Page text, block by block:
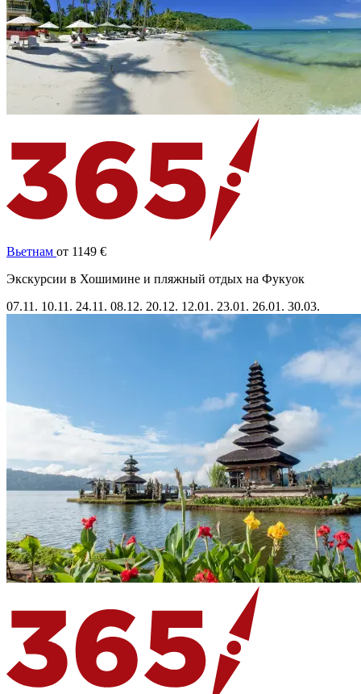
Вьетнам от 1149 €
Экскурсии в Хошимине и пляжный отдых на Фукуок
07.11. 10.11. 24.11. 08.12. 20.12. 12.01. 23.01. 26.01. 30.03.